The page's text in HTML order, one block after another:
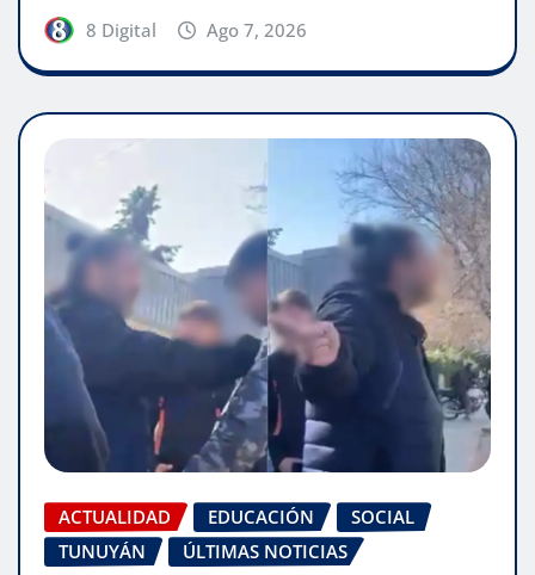
8 Digital Ago 7, 2026
ACTUALIDAD EDUCACIÓN
SOCIAL
TUNUYÁN
ÚLTIMAS NOTICIAS